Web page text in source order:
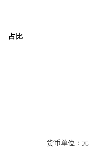
占比
货币单位：元